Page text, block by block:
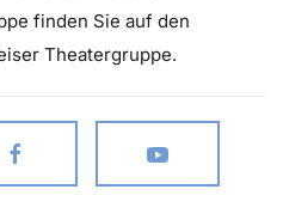
finden Sie auf den
Theatergruppe.